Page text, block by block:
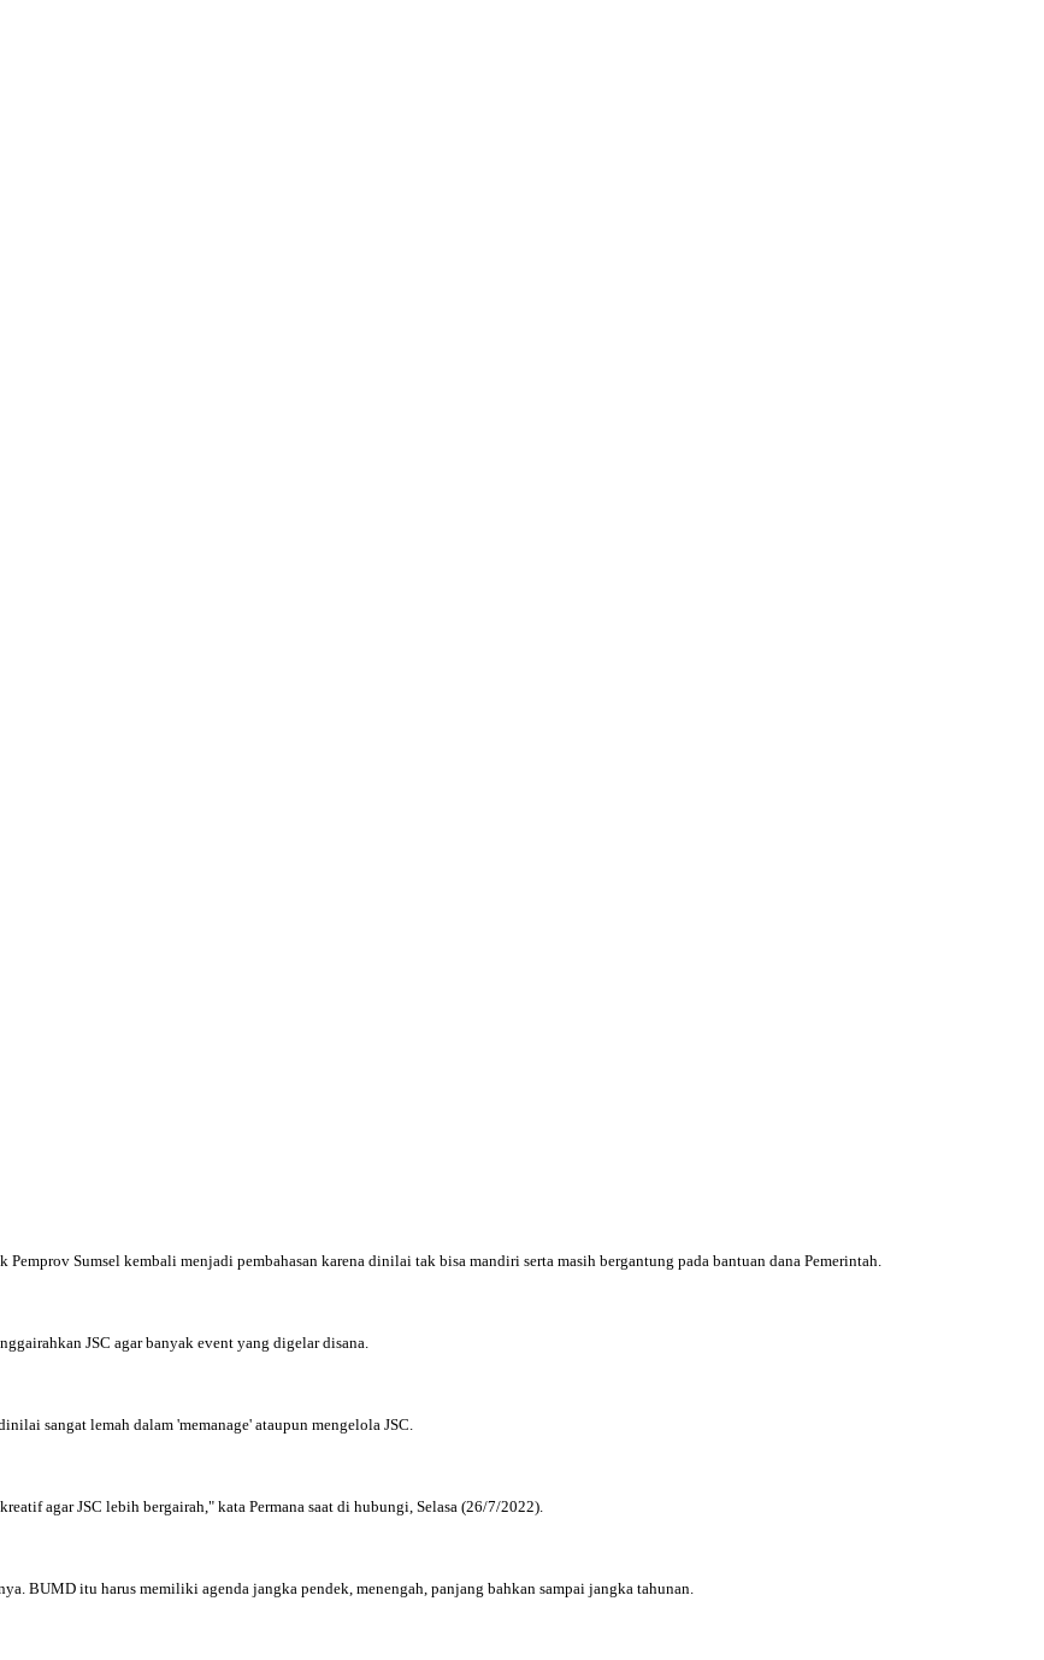
Sumsel kembali menjadi pembahasan karena dinilai tak bisa mandiri serta masih bergantung pada bantuan dana Pemerintah.
JSC agar banyak event yang digelar disana.
sangat lemah dalam 'memanage' ataupun mengelola JSC.
agar JSC lebih bergairah," kata Permana saat di hubungi, Selasa (26/7/2022).
BUMD itu harus memiliki agenda jangka pendek, menengah, panjang bahkan sampai jangka tahunan.